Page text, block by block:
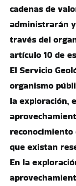
cadenas de
administrarán
través del
artículo 10 de
El Servicio
organismo
la exploración,
reconocimiento
que existan
En la